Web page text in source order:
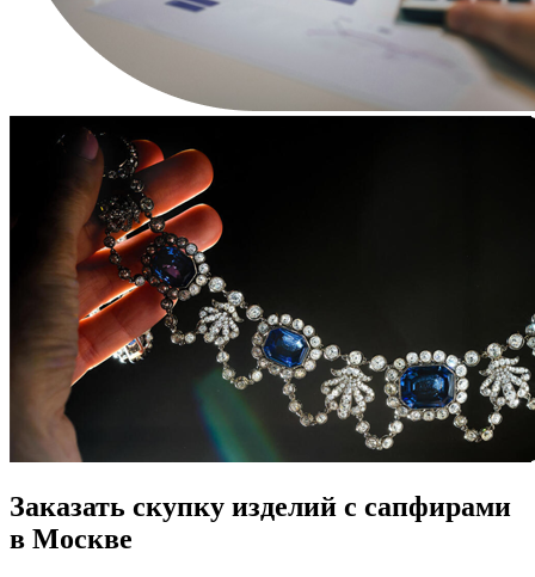
Заказать скупку изделий с сапфирами
в Москве